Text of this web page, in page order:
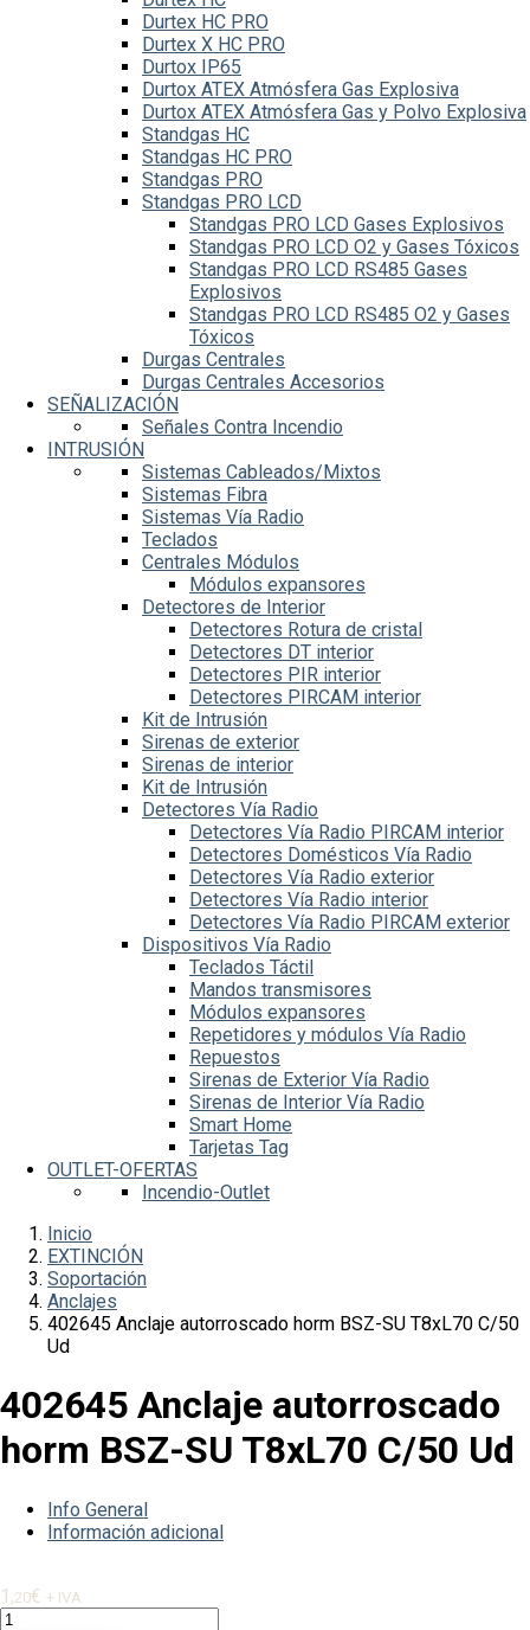
Durtex HC PRO
Durtex X HC PRO
Durtox IP65
Durtox ATEX Atmósfera Gas Explosiva
Durtox ATEX Atmósfera Gas y Polvo Explosiva
Standgas HC
Standgas HC PRO
Standgas PRO
Standgas PRO LCD
Standgas PRO LCD Gases Explosivos
Standgas PRO LCD O2 y Gases Tóxicos
Standgas PRO LCD RS485 Gases
Explosivos
Standgas PRO LCD RS485 O2 y Gases
Tóxicos
Durgas Centrales
Durgas Centrales Accesorios
SEÑALIZACIÓN
Señales Contra Incendio
INTRUSIÓN
Sistemas Cableados/Mixtos
Sistemas Fibra
Sistemas Vía Radio
Teclados
Centrales Módulos
Módulos expansores
Detectores de Interior
Detectores Rotura de cristal
Detectores DT interior
Detectores PIR interior
Detectores PIRCAM interior
Kit de Intrusión
Sirenas de exterior
Sirenas de interior
Kit de Intrusión
Detectores Vía Radio
Detectores Vía Radio PIRCAM interior
Detectores Domésticos Vía Radio
Detectores Vía Radio exterior
Detectores Vía Radio interior
Detectores Vía Radio PIRCAM exterior
Dispositivos Vía Radio
Teclados Táctil
Mandos transmisores
Módulos expansores
Repetidores y módulos Vía Radio
Repuestos
Sirenas de Exterior Vía Radio
Sirenas de Interior Vía Radio
Smart Home
Tarjetas Tag
OUTLET-OFERTAS
Incendio-Outlet
Inicio
EXTINCIÓN
Soportación
Anclajes
402645 Anclaje autorroscado horm BSZ-SU T8xL70 C/50
Ud
402645 Anclaje autorroscado
horm BSZ-SU T8xL70 C/50 Ud
Info General
Información adicional
1,20€ + IVA
402645